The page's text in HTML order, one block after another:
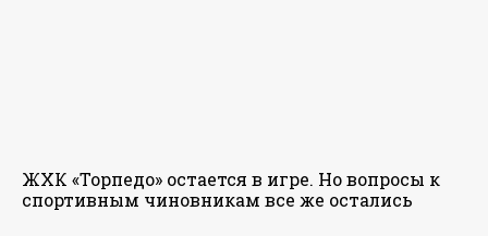
ЖХК «Торпедо» остается в игре. Но вопросы к
спортивным чиновникам все же остались